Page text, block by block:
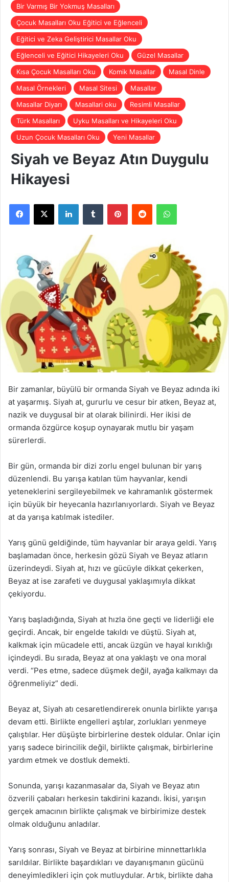
Bir Varmış Bir Yokmuş Masalları
Çocuk Masalları Oku Eğitici ve Eğlenceli
Eğitici ve Zeka Geliştirici Masallar Oku
Eğlenceli ve Eğitici Hikayeleri Oku
Güzel Masallar
Kısa Çocuk Masalları Oku
Komik Masallar
Masal Dinle
Masal Örnekleri
Masal Sitesi
Masallar
Masallar Diyarı
Masallari oku
Resimli Masallar
Türk Masalları
Uyku Masalları ve Hikayeleri Oku
Uzun Çocuk Masalları Oku
Yeni Masallar
Siyah ve Beyaz Atın Duygulu
Hikayesi
Facebook
X LinkedInTumblr PinterestReddit WhatsApp
Bir zamanlar, büyülü bir ormanda Siyah ve Beyaz adında iki
at yaşarmış. Siyah at, gururlu ve cesur bir atken, Beyaz at,
nazik ve duygusal bir at olarak bilinirdi. Her ikisi de
ormanda özgürce koşup oynayarak mutlu bir yaşam
sürerlerdi.
Bir gün, ormanda bir dizi zorlu engel bulunan bir yarış
düzenlendi. Bu yarışa katılan tüm hayvanlar, kendi
yeteneklerini sergileyebilmek ve kahramanlık göstermek
için büyük bir heyecanla hazırlanıyorlardı. Siyah ve Beyaz
at da yarışa katılmak istediler.
Yarış günü geldiğinde, tüm hayvanlar bir araya geldi. Yarış
başlamadan önce, herkesin gözü Siyah ve Beyaz atların
üzerindeydi. Siyah at, hızı ve gücüyle dikkat çekerken,
Beyaz at ise zarafeti ve duygusal yaklaşımıyla dikkat
çekiyordu.
Yarış başladığında, Siyah at hızla öne geçti ve liderliği ele
geçirdi. Ancak, bir engelde takıldı ve düştü. Siyah at,
kalkmak için mücadele etti, ancak üzgün ve hayal kırıklığı
içindeydi. Bu sırada, Beyaz at ona yaklaştı ve ona moral
verdi. “Pes etme, sadece düşmek değil, ayağa kalkmayı da
öğrenmeliyiz” dedi.
Beyaz at, Siyah atı cesaretlendirerek onunla birlikte yarışa
devam etti. Birlikte engelleri aştılar, zorlukları yenmeye
çalıştılar. Her düşüşte birbirlerine destek oldular. Onlar için
yarış sadece birincilik değil, birlikte çalışmak, birbirlerine
yardım etmek ve dostluk demekti.
Sonunda, yarışı kazanmasalar da, Siyah ve Beyaz atın
özverili çabaları herkesin takdirini kazandı. İkisi, yarışın
gerçek amacının birlikte çalışmak ve birbirimize destek
olmak olduğunu anladılar.
Yarış sonrası, Siyah ve Beyaz at birbirine minnettarlıkla
sarıldılar. Birlikte başardıkları ve dayanışmanın gücünü
deneyimledikleri için çok mutluydular. Artık, birlikte daha